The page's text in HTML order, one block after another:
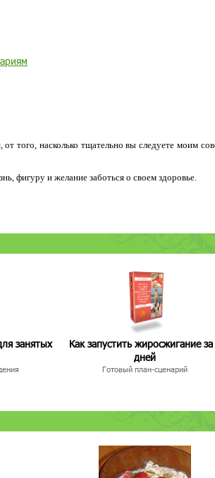
того, насколько тщательно вы следуете моим
фигуру и желание заботься о своем здоровье.
занятых
Как запустить жиросжигание
дней
Готовый план-сценарий